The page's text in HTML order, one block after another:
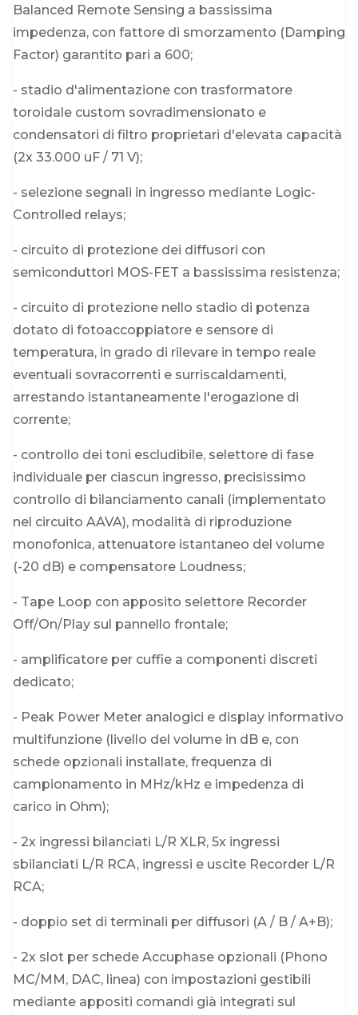
Balanced Remote Sensing a bassissima
impedenza, con fattore di smorzamento (Damping
Factor) garantito pari a 600;
- stadio d'alimentazione con trasformatore
toroidale custom sovradimensionato e
condensatori di filtro proprietari d'elevata capacità
(2x 33.000 uF / 71 V);
- selezione segnali in ingresso mediante Logic-
Controlled relays;
- circuito di protezione dei diffusori con
semiconduttori MOS-FET a bassissima resistenza;
- circuito di protezione nello stadio di potenza
dotato di fotoaccoppiatore e sensore di
temperatura, in grado di rilevare in tempo reale
eventuali sovracorrenti e surriscaldamenti,
arrestando istantaneamente l'erogazione di
corrente;
- controllo dei toni escludibile, selettore di fase
individuale per ciascun ingresso, precisissimo
controllo di bilanciamento canali (implementato
nel circuito AAVA), modalità di riproduzione
monofonica, attenuatore istantaneo del volume
(-20 dB) e compensatore Loudness;
- Tape Loop con apposito selettore Recorder
Off/On/Play sul pannello frontale;
- amplificatore per cuffie a componenti discreti
dedicato;
- Peak Power Meter analogici e display informativo
multifunzione (livello del volume in dB e, con
schede opzionali installate, frequenza di
campionamento in MHz/kHz e impedenza di
carico in Ohm);
- 2x ingressi bilanciati L/R XLR, 5x ingressi
sbilanciati L/R RCA, ingressi e uscite Recorder L/R
RCA;
- doppio set di terminali per diffusori (A / B / A+B);
- 2x slot per schede Accuphase opzionali (Phono
MC/MM, DAC, linea) con impostazioni gestibili
mediante appositi comandi già integrati sul